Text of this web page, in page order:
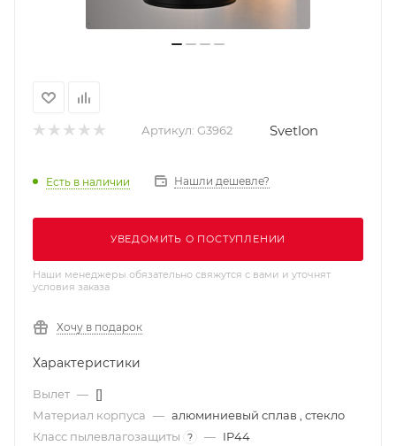
Артикул: G3962 Svetlon
Есть в наличии Нашли дешевле?
УВЕДОМИТЬ О ПОСТУПЛЕНИИ
Наши менеджеры обязательно свяжутся с вами и уточнят
условия заказа
Хочу в подарок
Характеристики
Вылет — []
Материал корпуса — алюминиевый сплав , стекло
Класс пылевлагозащиты
? — IP44